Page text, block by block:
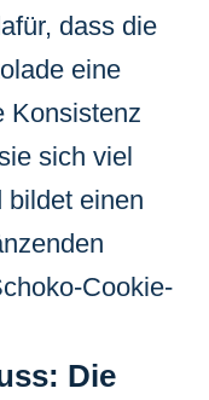
dass die
eine
Konsistenz
sich viel
bildet einen
Cookie-
Die